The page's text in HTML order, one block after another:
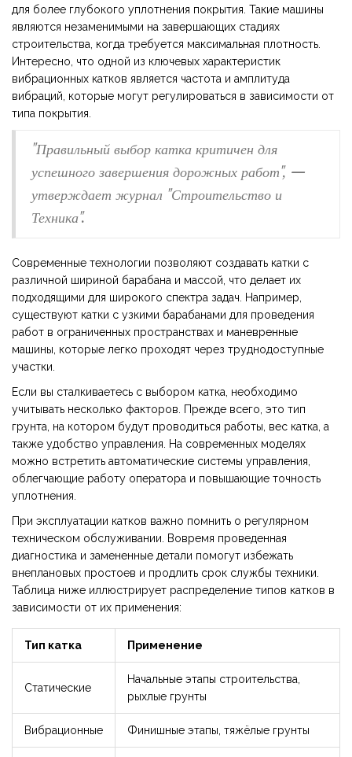
для более глубокого уплотнения покрытия. Такие машины
являются незаменимыми на завершающих стадиях
строительства, когда требуется максимальная плотность.
Интересно, что одной из ключевых характеристик
вибрационных катков является частота и амплитуда
вибраций, которые могут регулироваться в зависимости от
типа покрытия.
"Правильный выбор катка критичен для
успешного завершения дорожных работ", —
утверждает журнал "Строительство и
Техника".
Современные технологии позволяют создавать катки с
различной шириной барабана и массой, что делает их
подходящими для широкого спектра задач. Например,
существуют катки с узкими барабанами для проведения
работ в ограниченных пространствах и маневренные
машины, которые легко проходят через труднодоступные
участки.
Если вы сталкиваетесь с выбором катка, необходимо
учитывать несколько факторов. Прежде всего, это тип
грунта, на котором будут проводиться работы, вес катка, а
также удобство управления. На современных моделях
можно встретить автоматические системы управления,
облегчающие работу оператора и повышающие точность
уплотнения.
При эксплуатации катков важно помнить о регулярном
техническом обслуживании. Вовремя проведенная
диагностика и замененные детали помогут избежать
внеплановых простоев и продлить срок службы техники.
Таблица ниже иллюстрирует распределение типов катков в
зависимости от их применения:
Тип катка Применение
Статические
Начальные этапы строительства,
рыхлые грунты
Вибрационные Финишные этапы, тяжёлые грунты